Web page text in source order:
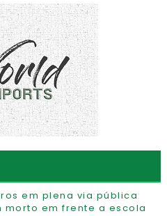
em plena via pública
morto em frente a escola